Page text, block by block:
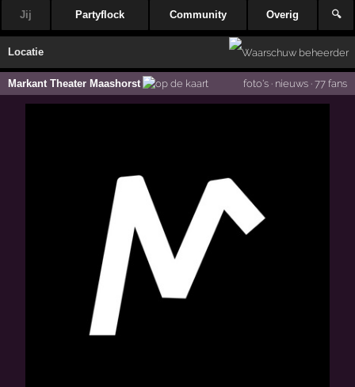
Jij Partyflock Community Overig 🔍
Locatie
Markant Theater Maashorst foto's· nieuws· 77 fans